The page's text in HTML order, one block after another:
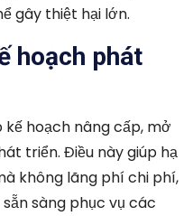
gây thiệt hại lớn.
hoạch phát
kế hoạch nâng cấp, mở
triển. Điều này giúp hạ
không lãng phí chi phí,
sàng phục vụ các